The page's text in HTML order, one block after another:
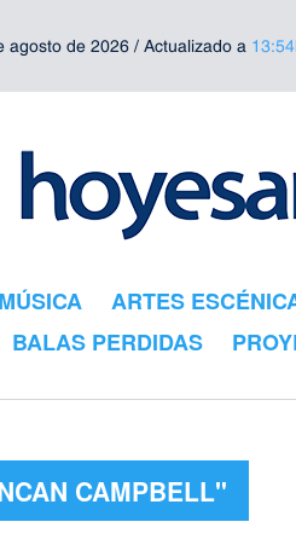
agosto de 2026 / Actualizado a
MÚSICA ARTES
BALAS PERDIDAS
CAMPBELL"